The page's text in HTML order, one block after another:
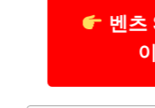
벤츠